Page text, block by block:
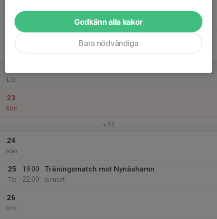
Tor
Lör
23
Sön
v.35
24
Mån
25
Tis
19:00
22:00
Träningsmatch mot Nynäshamn
Ishuset
26
Ons
Godkänn alla kakor
Bara nödvändiga